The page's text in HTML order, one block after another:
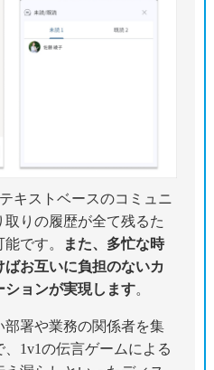
キストベースのコミュニ
りの履歴が全て残るた
です。
また、多忙な時
お互いに負担のないカ
ションが実現します。
部署や業務の関係者を集
1v1の伝言ゲームによる